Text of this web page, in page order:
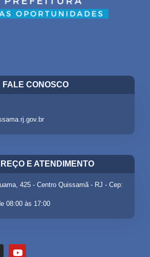
FALE CONOSCO
E ATENDIMENTO
425 - Centro Quissamã - RJ - Cep:
08:00 às 17:00